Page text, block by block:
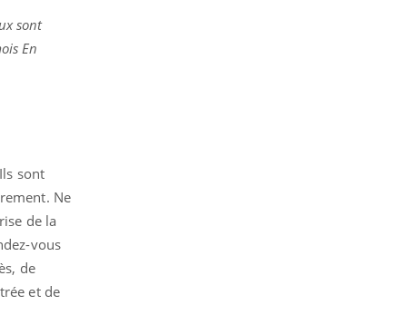
sont
En
sont
Ne
de la
vous
de
et de